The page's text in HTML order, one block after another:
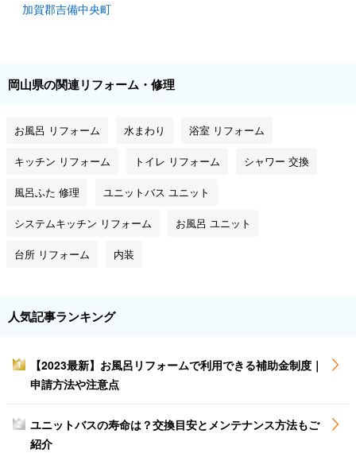
加賀郡吉備中央町
岡山県の関連リフォーム・修理
お風呂 リフォーム 水まわり 浴室 リフォーム
キッチン リフォーム トイレ リフォーム シャワー 交換
風呂ふた 修理 ユニットバス ユニット
システムキッチン リフォーム お風呂 ユニット
台所 リフォーム 内装
人気記事ランキング
1
【2023最新】お風呂リフォームで利用できる補助金制度｜
申請方法や注意点
2
ユニットバスの寿命は？交換目安とメンテナンス方法もご
紹介